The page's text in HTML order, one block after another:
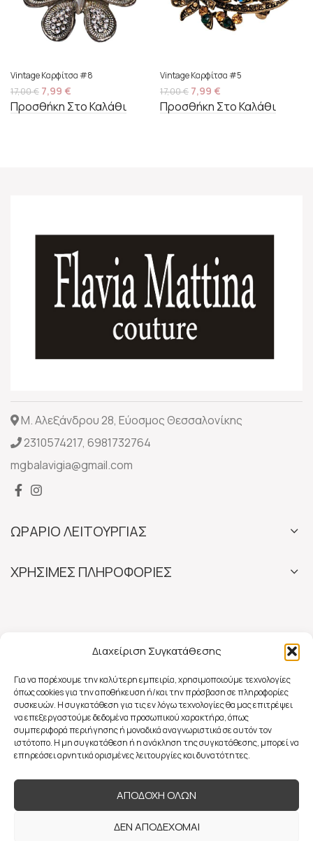
Διαχείριση Συγκατάθεσης
Για να παρέχουμε την καλύτερη εμπειρία, χρησιμοποιούμε τεχνολογίες
όπως cookies για την αποθήκευση ή/και την πρόσβαση σε πληροφορίες
συσκευών. Η συγκατάθεση για τις εν λόγω τεχνολογίες θα μας επιτρέψει
να επεξεργαστούμε δεδομένα προσωπικού χαρακτήρα, όπως
συμπεριφορά περιήγησης ή μοναδικά αναγνωριστικά σε αυτόν τον
ιστότοπο. Η μη συγκατάθεση ή η ανάκληση της συγκατάθεσης, μπορεί να
επηρεάσει αρνητικά ορισμένες λειτουργίες και δυνατότητες.
ΑΠΟΔΟΧΗ ΟΛΩΝ
ΔΕΝ ΑΠΟΔΕΧΟΜΑΙ
Vintage Καρφίτσα #8
17,00€ 7,99 €
Προσθήκη Στο Καλάθι
Vintage Καρφίτσα #5
17,00€ 7,99 €
Προσθήκη Στο Καλάθι
Μ. Αλεξάνδρου 28, Εύοσμος Θεσσαλονίκης
2310574217, 6981732764
mgbalavigia@gmail.com
ΩΡΑΡΙΟ ΛΕΙΤΟΥΡΓΙΑΣ
ΧΡΗΣΙΜΕΣ ΠΛΗΡΟΦΟΡΙΕΣ